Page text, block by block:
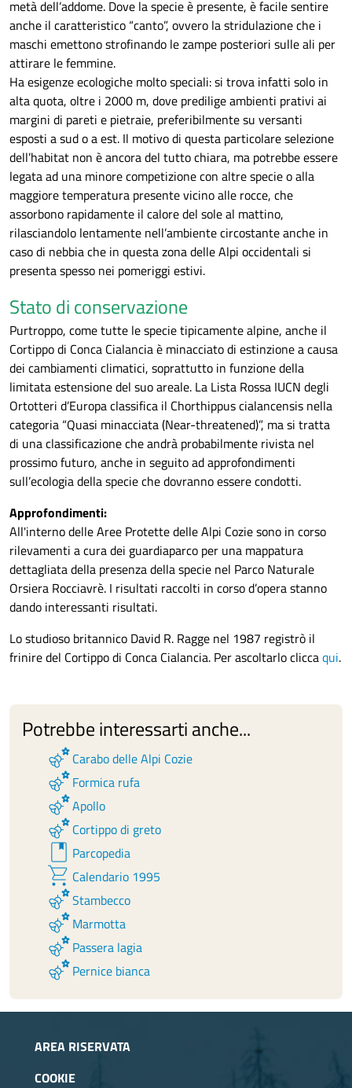
metà dell’addome. Dove la specie è presente, è facile sentire
anche il caratteristico “canto”, ovvero la stridulazione che i
maschi emettono strofinando le zampe posteriori sulle ali per
attirare le femmine.
Ha esigenze ecologiche molto speciali: si trova infatti solo in
alta quota, oltre i 2000 m, dove predilige ambienti prativi ai
margini di pareti e pietraie, preferibilmente su versanti
esposti a sud o a est. Il motivo di questa particolare selezione
dell’habitat non è ancora del tutto chiara, ma potrebbe essere
legata ad una minore competizione con altre specie o alla
maggiore temperatura presente vicino alle rocce, che
assorbono rapidamente il calore del sole al mattino,
rilasciandolo lentamente nell’ambiente circostante anche in
caso di nebbia che in questa zona delle Alpi occidentali si
presenta spesso nei pomeriggi estivi.
Stato di conservazione
Purtroppo, come tutte le specie tipicamente alpine, anche il
Cortippo di Conca Cialancia è minacciato di estinzione a causa
dei cambiamenti climatici, soprattutto in funzione della
limitata estensione del suo areale. La Lista Rossa IUCN degli
Ortotteri d’Europa classifica il Chorthippus cialancensis nella
categoria “Quasi minacciata (Near-threatened)”, ma si tratta
di una classificazione che andrà probabilmente rivista nel
prossimo futuro, anche in seguito ad approfondimenti
sull’ecologia della specie che dovranno essere condotti.
Approfondimenti:
All'interno delle Aree Protette delle Alpi Cozie sono in corso
rilevamenti a cura dei guardiaparco per una mappatura
dettagliata della presenza della specie nel Parco Naturale
Orsiera Rocciavrè. I risultati raccolti in corso d’opera stanno
dando interessanti risultati.
Lo studioso britannico David R. Ragge nel 1987 registrò il
frinire del Cortippo di Conca Cialancia. Per ascoltarlo cliccaqui.
Potrebbe interessarti anche...
emoji_natureCarabo delle Alpi Cozie
emoji_natureFormica rufa
emoji_natureApollo
emoji_natureCortippo di greto
book Parcopedia
shopping_cart Calendario 1995
emoji_natureStambecco
emoji_natureMarmotta
emoji_naturePassera lagia
emoji_naturePernice bianca
AREA RISERVATA
COOKIE